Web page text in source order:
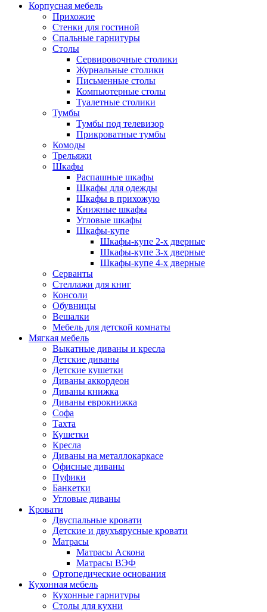
Корпусная мебель
Прихожие
Стенки для гостиной
Спальные гарнитуры
Столы
Сервировочные столики
Журнальные столики
Письменные столы
Компьютерные столы
Туалетные столики
Тумбы
Тумбы под телевизор
Прикроватные тумбы
Комоды
Трельяжи
Шкафы
Распашные шкафы
Шкафы для одежды
Шкафы в прихожую
Книжные шкафы
Угловые шкафы
Шкафы-купе
Шкафы-купе 2-x дверные
Шкафы-купе 3-х дверные
Шкафы-купе 4-х дверные
Серванты
Стеллажи для книг
Консоли
Обувницы
Вешалки
Мебель для детской комнаты
Мягкая мебель
Выкатные диваны и кресла
Детские диваны
Детские кушетки
Диваны аккордеон
Диваны книжка
Диваны еврокнижка
Софа
Тахта
Кушетки
Кресла
Диваны на металлокаркасе
Офисные диваны
Пуфики
Банкетки
Угловые диваны
Кровати
Двуспальные кровати
Детские и двухъярусные кровати
Матрасы
Матрасы Аскона
Матрасы ВЭФ
Ортопедические основания
Кухонная мебель
Кухонные гарнитуры
Столы для кухни